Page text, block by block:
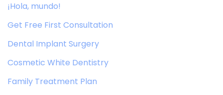
¡Hola, mundo!
Get Free First Consultation
Dental Implant Surgery
Cosmetic White Dentistry
Family Treatment Plan